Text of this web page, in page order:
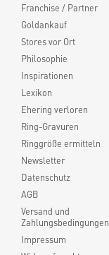
Franchise / Partner
Goldankauf
Stores vor Ort
Philosophie
Inspirationen
Lexikon
Ehering verloren
Ring-Gravuren
Ringgröße ermitteln
Newsletter
Datenschutz
AGB
Versand und
Zahlungsbedingungen
Impressum